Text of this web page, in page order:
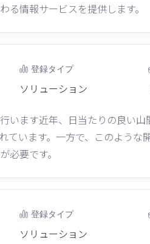
情報サービスを提供します。
登録タイプ
ソリューション
います近年、日当たりの良い山
います。一方で、このような
必要です。
登録タイプ
ソリューション